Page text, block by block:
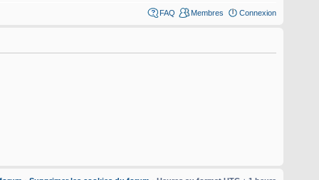
FAQ Membres Connexion